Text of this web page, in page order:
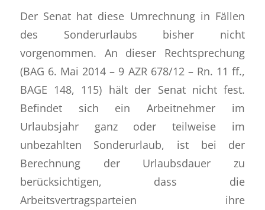
Der Senat hat diese Umrechnung in Fällen
des Sonderurlaubs bisher nicht
vorgenommen. An dieser Rechtsprechung
(BAG 6. Mai 2014 – 9 AZR 678/12 – Rn. 11 ff.,
BAGE 148, 115) hält der Senat nicht fest.
Befindet sich ein Arbeitnehmer im
Urlaubsjahr ganz oder teilweise im
unbezahlten Sonderurlaub, ist bei der
Berechnung der Urlaubsdauer zu
berücksichtigen, dass die
Arbeitsvertragsparteien ihre